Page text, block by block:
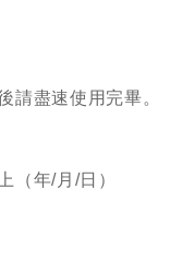
請盡速使用完畢。
（年/月/日）